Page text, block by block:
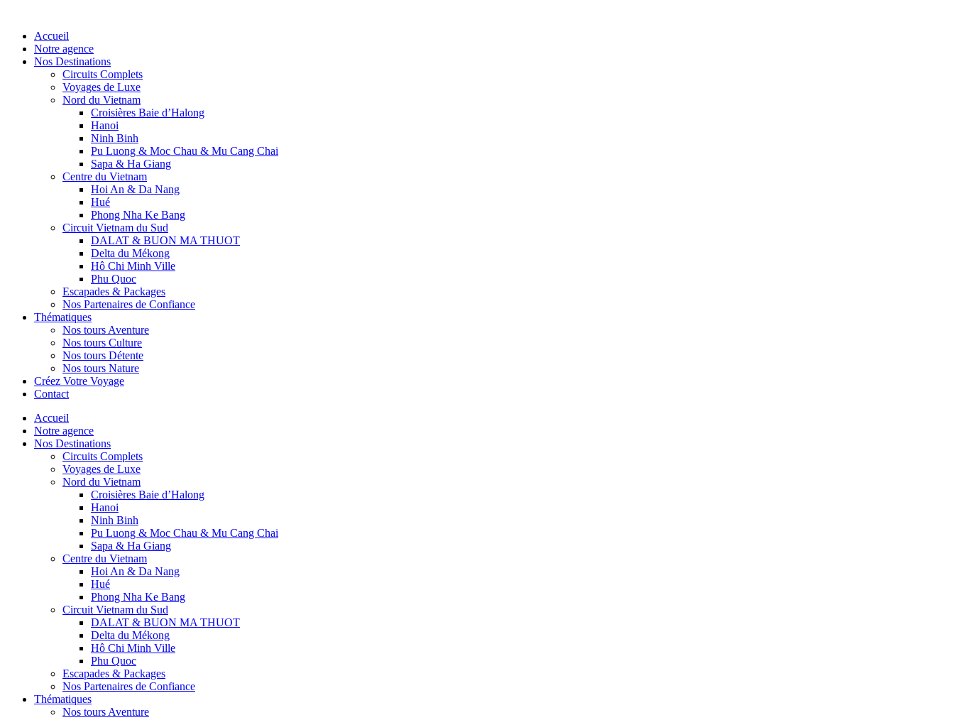
Accueil
Notre agence
Nos Destinations
Circuits Complets
Voyages de Luxe
Nord du Vietnam
Croisières Baie d’Halong
Hanoi
Ninh Binh
Pu Luong & Moc Chau & Mu Cang Chai
Sapa & Ha Giang
Centre du Vietnam
Hoi An & Da Nang
Hué
Phong Nha Ke Bang
Circuit Vietnam du Sud
DALAT & BUON MA THUOT
Delta du Mékong
Hô Chi Minh Ville
Phu Quoc
Escapades & Packages
Nos Partenaires de Confiance
Thématiques
Nos tours Aventure
Nos tours Culture
Nos tours Détente
Nos tours Nature
Créez Votre Voyage
Contact
Accueil
Notre agence
Nos Destinations
Circuits Complets
Voyages de Luxe
Nord du Vietnam
Croisières Baie d’Halong
Hanoi
Ninh Binh
Pu Luong & Moc Chau & Mu Cang Chai
Sapa & Ha Giang
Centre du Vietnam
Hoi An & Da Nang
Hué
Phong Nha Ke Bang
Circuit Vietnam du Sud
DALAT & BUON MA THUOT
Delta du Mékong
Hô Chi Minh Ville
Phu Quoc
Escapades & Packages
Nos Partenaires de Confiance
Thématiques
Nos tours Aventure